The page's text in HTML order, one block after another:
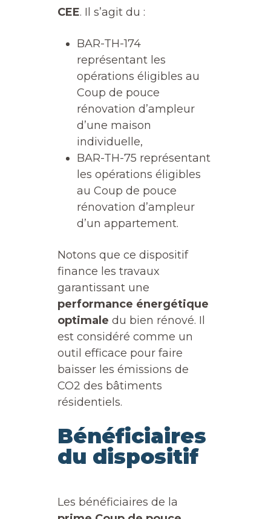
CEE. Il s’agit du :
BAR-TH-174
représentant les
opérations éligibles au
Coup de pouce
rénovation d’ampleur
d’une maison
individuelle,
BAR-TH-75 représentant
les opérations éligibles
au Coup de pouce
rénovation d’ampleur
d’un appartement.
Notons que ce dispositif
finance les travaux
garantissant une
performance énergétique
optimale du bien rénové. Il
est considéré comme un
outil efficace pour faire
baisser les émissions de
CO2 des bâtiments
résidentiels.
Bénéficiaires
du dispositif
Les bénéficiaires de la